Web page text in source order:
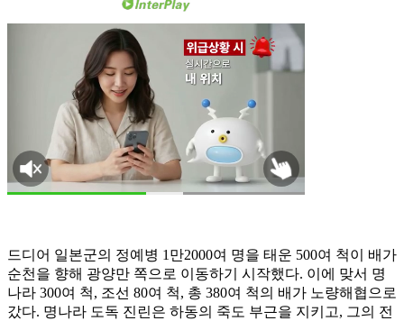
드디어 일본군의 정예병 1만2000여 명을 태운 500여 척이 배가
순천을 향해 광양만 쪽으로 이동하기 시작했다. 이에 맞서 명
나라 300여 척, 조선 80여 척, 총 380여 척의 배가 노량해협으로
갔다. 명나라 도독 진린은 하동의 죽도 부근을 지키고, 그의 전